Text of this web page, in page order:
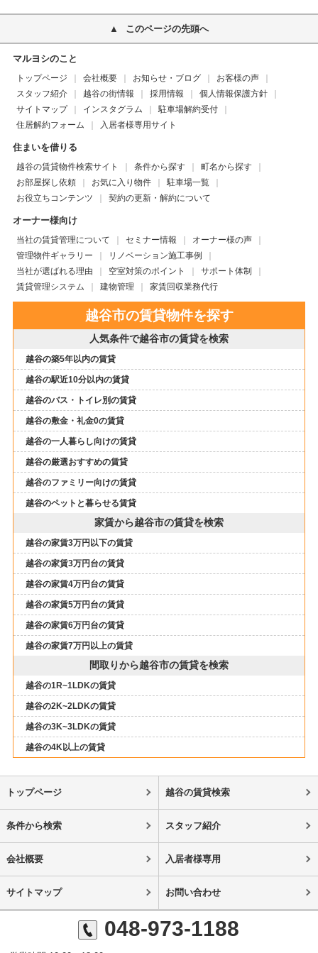
このページの先頭へ
マルヨシのこと
トップページ 会社概要 お知らせ・ブログ
お客様の声
スタッフ紹介
越谷の街情報 採用情報
個人情報保護方針
サイトマップ
インスタグラム
駐車場解約受付
住居解約フォーム
入居者様専用サイト
住まいを借りる
越谷の賃貸物件検索サイト 条件から探す
町名から探す
お部屋探し依頼
お気に入り物件
駐車場一覧
お役立ちコンテンツ
契約の更新・解約について
オーナー様向け
当社の賃貸管理について セミナー情報
オーナー様の声
管理物件ギャラリー
リノベーション施工事例
当社が選ばれる理由
空室対策のポイント
サポート体制
賃貸管理システム
建物管理 家賃回収業務代行
越谷市の賃貸物件を探す
人気条件で越谷市の賃貸を検索
越谷の築5年以内の賃貸
越谷の駅近10分以内の賃貸
越谷のバス・トイレ別の賃貸
越谷の敷金・礼金0の賃貸
越谷の一人暮らし向けの賃貸
越谷の厳選おすすめの賃貸
越谷のファミリー向けの賃貸
越谷のペットと暮らせる賃貸
家賃から越谷市の賃貸を検索
越谷の家賃3万円以下の賃貸
越谷の家賃3万円台の賃貸
越谷の家賃4万円台の賃貸
越谷の家賃5万円台の賃貸
越谷の家賃6万円台の賃貸
越谷の家賃7万円以上の賃貸
間取りから越谷市の賃貸を検索
越谷の1R~1LDKの賃貸
越谷の2K~2LDKの賃貸
越谷の3K~3LDKの賃貸
越谷の4K以上の賃貸
トップページ 越谷の賃貸検索
条件から検索 スタッフ紹介
会社概要 入居者様専用
サイトマップ お問い合わせ
048-973-1188